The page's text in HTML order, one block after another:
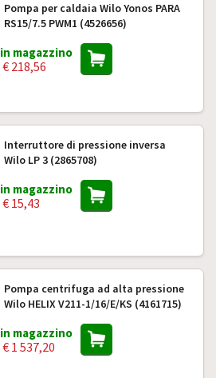
Pompa per caldaia Wilo Yonos PARA
RS15/7.5 PWM1 (4526656)
in magazzino
€ 218,56
Interruttore di pressione inversa
Wilo LP 3 (2865708)
in magazzino
€ 15,43
Pompa centrifuga ad alta pressione
Wilo HELIX V211-1/16/E/KS (4161715)
in magazzino
€ 1 537,20